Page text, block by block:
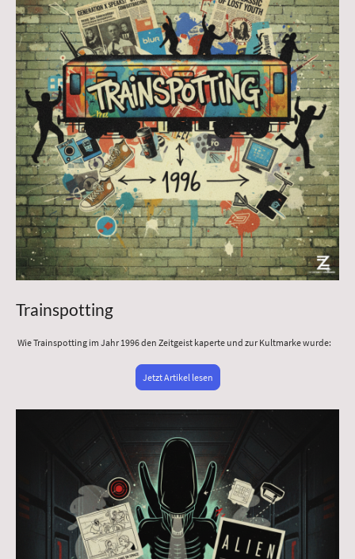
Trainspotting
Wie Trainspotting im Jahr 1996 den Zeitgeist kaperte und zur Kultmarke wurde:
Jetzt Artikel lesen